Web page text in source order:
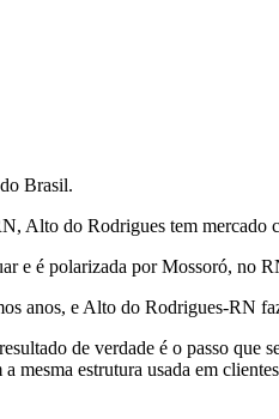
Brasil.
Alto do Rodrigues tem mercado
e é polarizada por Mossoró, no
anos, e Alto do Rodrigues-RN
de verdade é o passo que
estrutura usada em